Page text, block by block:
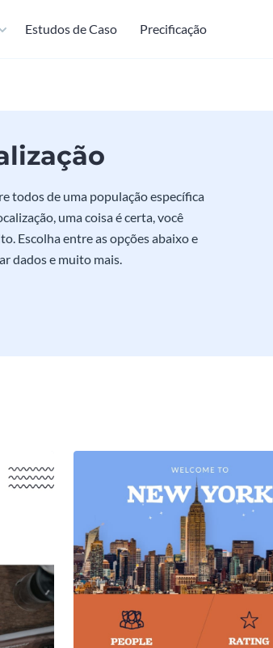
Estudos de Caso Precificação
todos de uma população específica
uma coisa é certa, você
Escolha entre as opções abaixo e
dados e muito mais.